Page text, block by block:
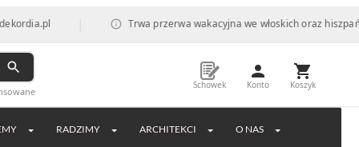
| Trwa przerwa wakacyjna we włoskich oraz hiszpańskich
Schowek Konto Koszyk
RADZIMY ARCHITEKCI O NAS